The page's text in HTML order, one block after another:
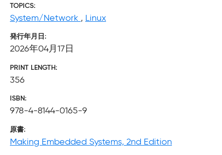
TOPICS
System/Network , Linux
発行年月日
2026年04月17日
PRINT LENGTH
356
ISBN
978-4-8144-0165-9
原書
Making Embedded Systems, 2nd Edition